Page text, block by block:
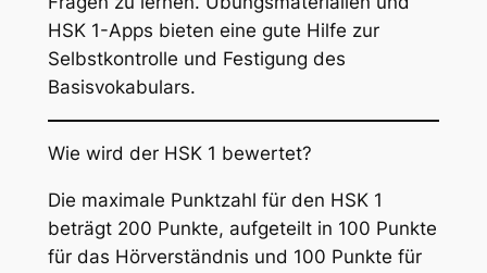
HSK 1-Apps bieten eine gute Hilfe zur
Selbstkontrolle und Festigung des
Basisvokabulars.
Wie wird der HSK 1 bewertet?
Die maximale Punktzahl für den HSK 1
beträgt 200 Punkte, aufgeteilt in 100 Punkte
für das Hörverständnis und 100 Punkte für